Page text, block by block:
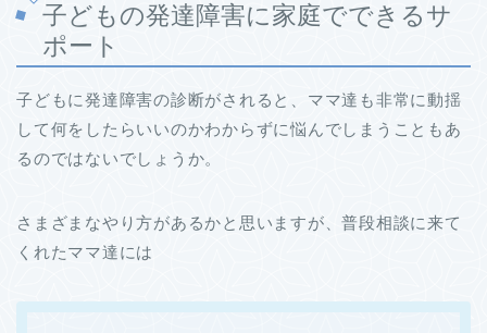
子どもの発達障害に家庭でできるサ
ポート
子どもに発達障害の診断がされると、ママ達も非常に動揺
して何をしたらいいのかわからずに悩んでしまうこともあ
るのではないでしょうか。
さまざまなやり方があるかと思いますが、普段相談に来て
くれたママ達には